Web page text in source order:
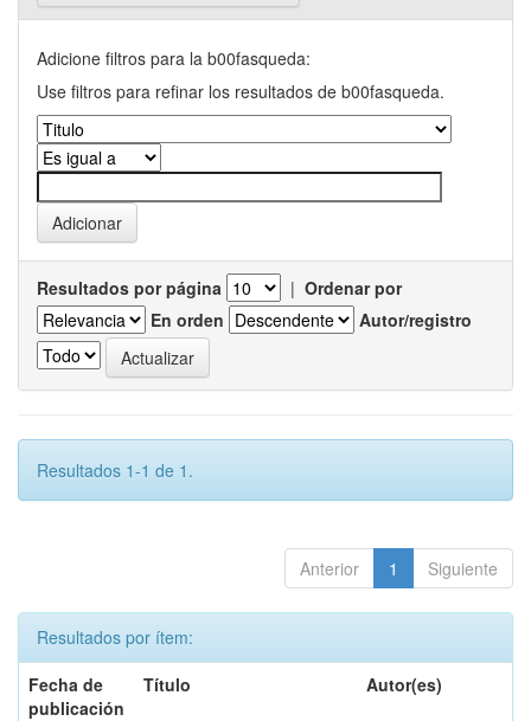
Adicione filtros para la b00fasqueda:
Use filtros para refinar los resultados de b00fasqueda.
Resultados por página | Ordenar por
En orden
Autor/registro
Resultados 1-1 de 1.
Anterior 1 Siguiente
Resultados por ítem:
Fecha de
publicación
Título Autor(es)